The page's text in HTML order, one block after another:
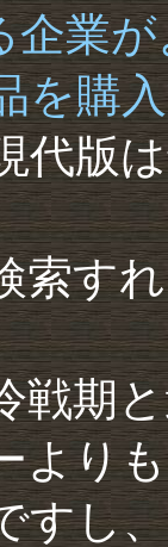
企業
を購
代版
索す
戦期
より
すし、